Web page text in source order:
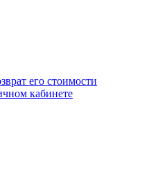
его стоимости
кабинете